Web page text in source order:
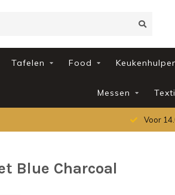
Tafelen Food
Messen
Voor
Blue Charcoal